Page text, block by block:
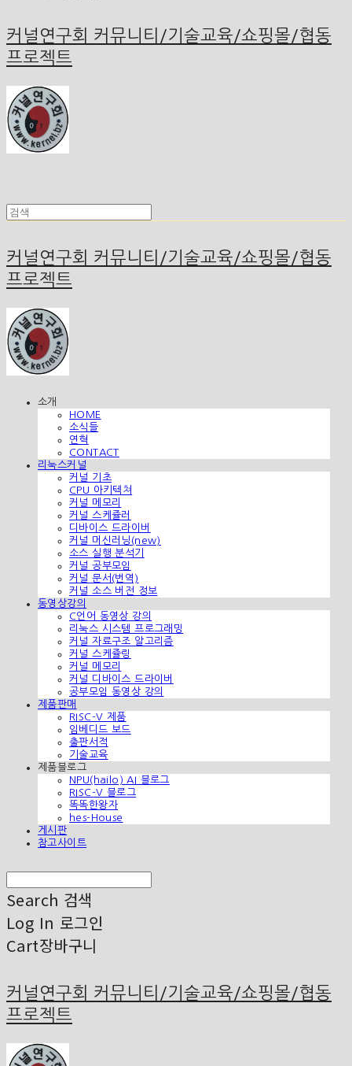
커널연구회 커뮤니티/기술교육/쇼핑몰/협동
프로젝트
커널연구회 커뮤니티/기술교육/쇼핑몰/협동
프로젝트
소개
HOME
소식들
연혁
CONTACT
리눅스커널
커널 기초
CPU 아키텍쳐
커널 메모리
커널 스케쥴러
디바이스 드라이버
커널 머신러닝(new)
소스 실행 분석기
커널 공부모임
커널 문서(번역)
커널 소스 버전 정보
동영상강의
C언어 동영상 강의
리눅스 시스템 프로그래밍
커널 자료구조 알고리즘
커널 스케쥴링
커널 메모리
커널 디바이스 드라이버
공부모임 동영상 강의
제품판매
RISC-V 제품
임베디드 보드
출판서적
기술교육
제품블로그
NPU(hailo) AI 블로그
RISC-V 블로그
똑똑한왕자
hes-House
게시판
참고사이트
Search 검색
Log In 로그인
Cart장바구니
커널연구회 커뮤니티/기술교육/쇼핑몰/협동
프로젝트